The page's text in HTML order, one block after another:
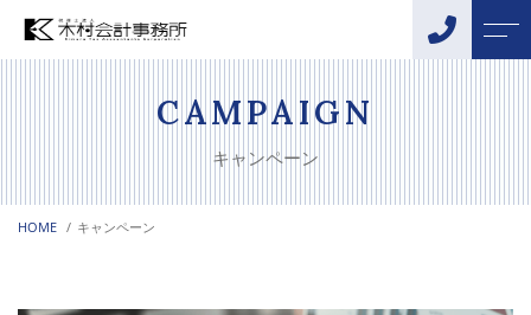
当事務所について
サポートメニュー
CAMPAIGN
キャンペーン
HOME キャンペーン